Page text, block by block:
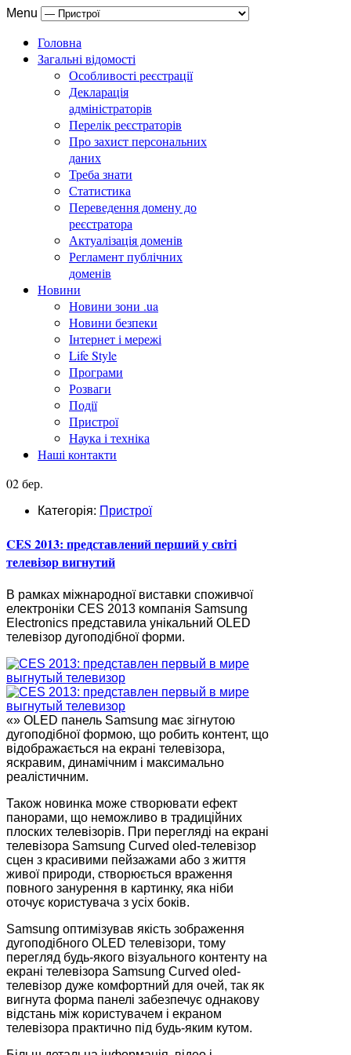
Menu
Головна
Загальні відомості
Особливості реєстрації
Декларація
адміністраторів
Перелік реєстраторів
Про захист персональних
даних
Треба знати
Статистика
Переведення домену до
реєстратора
Актуалізація доменів
Регламент публічних
доменів
Новини
Новини зони .ua
Новини безпеки
Інтернет і мережі
Life Style
Програми
Розваги
Події
Пристрої
Наука і техніка
Наші контакти
02 бер.
Категорія: Пристрої
CES 2013: представлений перший у світі
телевізор вигнутий
В рамках міжнародної виставки споживчої
електроніки CES 2013 компанія Samsung
Electronics представила унікальний OLED
телевізор дугоподібної форми.
«» OLED панель Samsung має зігнутою
дугоподібної формою, що робить контент, що
відображається на екрані телевізора,
яскравим, динамічним і максимально
реалістичним.
Також новинка може створювати ефект
панорами, що неможливо в традиційних
плоских телевізорів. При перегляді на екрані
телевізора Samsung Curved oled-телевізор
сцен з красивими пейзажами або з життя
живої природи, створюється враження
повного занурення в картинку, яка ніби
оточує користувача з усіх боків.
Samsung оптимізував якість зображення
дугоподібного OLED телевізори, тому
перегляд будь-якого візуального контенту на
екрані телевізора Samsung Curved oled-
телевізор дуже комфортний для очей, так як
вигнута форма панелі забезпечує однакову
відстань між користувачем і екраном
телевізора практично під будь-яким кутом.